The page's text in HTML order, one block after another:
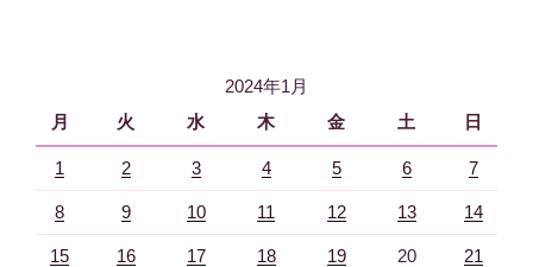
2024年1月
月
火 水 木 金 土 日
1 2 3 4 5 6 7
8 9 10 11 12 13 14
15 16 17 18 19 20 21